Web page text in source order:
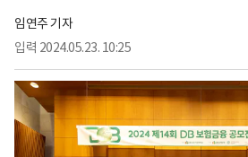
임연주 기자
입력 2024.05.23. 10:25